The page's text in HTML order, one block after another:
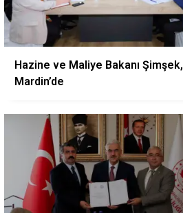
Hazine ve Maliye Bakanı Şimşek,
Mardin’de